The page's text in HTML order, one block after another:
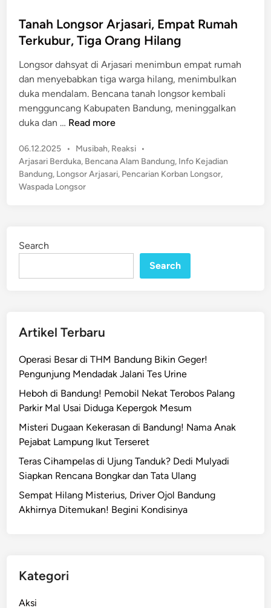
t
e
i
n
Tanah Longsor Arjasari, Empat Rumah
Terkubur, Tiga Orang Hilang
Longsor dahsyat di Arjasari menimbun empat rumah
dan menyebabkan tiga warga hilang, menimbulkan
duka mendalam. Bencana tanah longsor kembali
mengguncang Kabupaten Bandung, meninggalkan
duka dan … T
n
a
h
L
s
r
a
s
r
i
,
E
m
p
a
R
u
T
Read more
06.12.2025 •
P
o
s
t
Musibah, Reaksi •
Arjasari Berduka, Bencana Alam Bandung, Info Kejadian
Bandung, Longsor Arjasari, Pencarian Korban Longsor,
Waspada Longsor
Search
Search
Artikel Terbaru
Operasi Besar di THM Bandung Bikin Geger!
Pengunjung Mendadak Jalani Tes Urine
Heboh di Bandung! Pemobil Nekat Terobos Palang
Parkir Mal Usai Diduga Kepergok Mesum
Misteri Dugaan Kekerasan di Bandung! Nama Anak
Pejabat Lampung Ikut Terseret
Teras Cihampelas di Ujung Tanduk? Dedi Mulyadi
Siapkan Rencana Bongkar dan Tata Ulang
Sempat Hilang Misterius, Driver Ojol Bandung
Akhirnya Ditemukan! Begini Kondisinya
Kategori
Aksi